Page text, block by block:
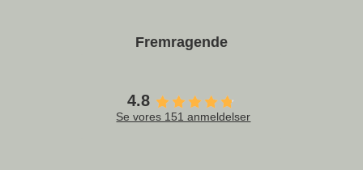
Fremragende
4.8
Se vores 151 anmeldelser